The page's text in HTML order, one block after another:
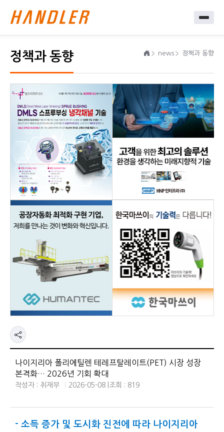
정책과 동향 news 정책과 동향
나이지리아 폴리에틸렌 테레프탈레이트(PET) 시장 성장
본격화… 2026년 기회 확대
작성자 : 취재부 2026-05-08 | 조회 : 819
- 소득 증가 및 도시화 진전에 따라 나이지리아